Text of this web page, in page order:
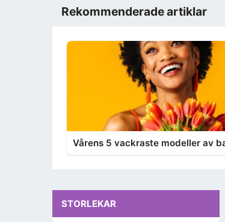
Rekommenderade artiklar
Vårens 5 vackraste modeller av
STORLEKAR